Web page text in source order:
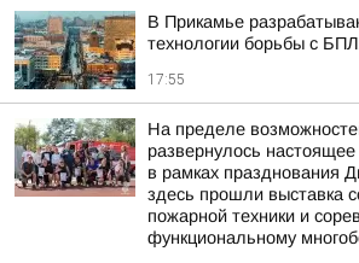
В Прикамье
технологии борьбы с
17:55
На пределе
развернулось
в рамках празднования
здесь прошли выставка
пожарной техники и
функциональному